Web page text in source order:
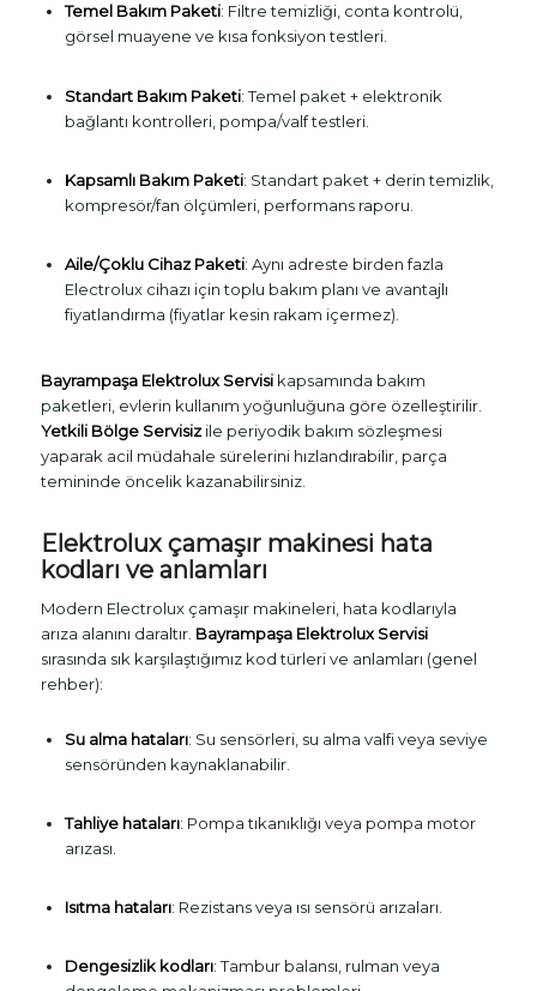
Temel Bakım Paketi: Filtre temizliği, conta kontrolü,
görsel muayene ve kısa fonksiyon testleri.
Standart Bakım Paketi: Temel paket + elektronik
bağlantı kontrolleri, pompa/valf testleri.
Kapsamlı Bakım Paketi: Standart paket + derin temizlik,
kompresör/fan ölçümleri, performans raporu.
Aile/Çoklu Cihaz Paketi: Aynı adreste birden fazla
Electrolux cihazı için toplu bakım planı ve avantajlı
fiyatlandırma (fiyatlar kesin rakam içermez).
Bayrampaşa Elektrolux Servisikapsamında bakım
paketleri, evlerin kullanım yoğunluğuna göre özelleştirilir.
Yetkili Bölge Servisizile periyodik bakım sözleşmesi
yaparak acil müdahale sürelerini hızlandırabilir, parça
temininde öncelik kazanabilirsiniz.
Elektrolux çamaşır makinesi hata
kodları ve anlamları
Modern Electrolux çamaşır makineleri, hata kodlarıyla
arıza alanını daraltır. Bayrampaşa Elektrolux Servisi
sırasında sık karşılaştığımız kod türleri ve anlamları (genel
rehber):
Su alma hataları: Su sensörleri, su alma valfi veya seviye
sensöründen kaynaklanabilir.
Tahliye hataları: Pompa tıkanıklığı veya pompa motor
arızası.
Isıtma hataları: Rezistans veya ısı sensörü arızaları.
Dengesizlik kodları: Tambur balansı, rulman veya